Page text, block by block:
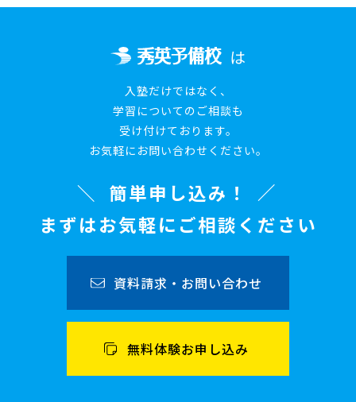
は
入塾だけではなく、
学習についてのご相談も
受け付けております。
お気軽にお問い合わせください。
簡単申し込み！
まずはお気軽にご相談ください
資料請求・お問い合わせ
無料体験お申し込み